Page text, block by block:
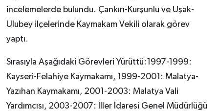
incelemelerde bulundu. Çankırı-Kurşunlu ve Uşak-
Ulubey ilçelerinde Kaymakam Vekili olarak görev
yaptı.
Sırasıyla Aşağıdaki Görevleri Yürüttü:1997-1999:
Kayseri-Felahiye Kaymakamı, 1999-2001: Malatya-
Yazıhan Kaymakamı, 2001-2003: Malatya Vali
Yardımcısı, 2003-2007: İller İdaresi Genel Müdürlüğü